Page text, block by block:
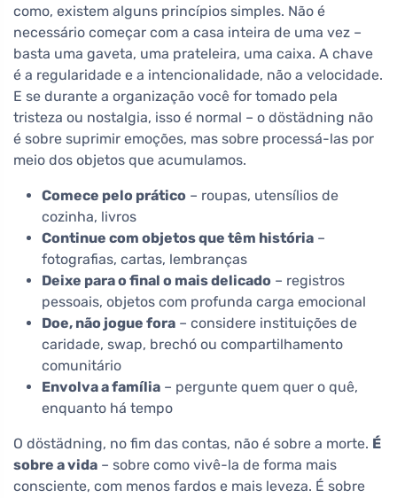
como, existem alguns princípios simples. Não é
necessário começar com a casa inteira de uma vez –
basta uma gaveta, uma prateleira, uma caixa. A chave
é a regularidade e a intencionalidade, não a velocidade.
E se durante a organização você for tomado pela
tristeza ou nostalgia, isso é normal – o döstädning não
é sobre suprimir emoções, mas sobre processá-las por
meio dos objetos que acumulamos.
Comece pelo prático – roupas, utensílios de
cozinha, livros
Continue com objetos que têm história –
fotografias, cartas, lembranças
Deixe para o final o mais delicado – registros
pessoais, objetos com profunda carga emocional
Doe, não jogue fora – considere instituições de
caridade, swap, brechó ou compartilhamento
comunitário
Envolva a família – pergunte quem quer o quê,
enquanto há tempo
O döstädning, no fim das contas, não é sobre a morte. É
sobre a vida – sobre como vivê-la de forma mais
consciente, com menos fardos e mais leveza. É sobre